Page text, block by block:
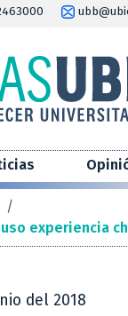
/
experiencia
del 2018